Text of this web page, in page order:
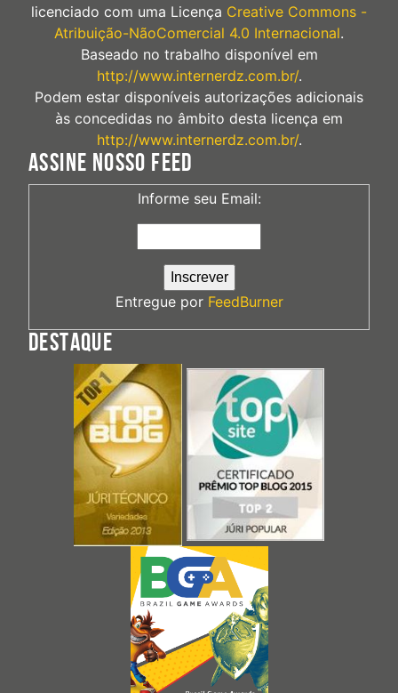
licenciado com uma Licença Creative Commons -
Atribuição-NãoComercial 4.0 Internacional.
Baseado no trabalho disponível em
http://www.internerdz.com.br/.
Podem estar disponíveis autorizações adicionais
às concedidas no âmbito desta licença em
http://www.internerdz.com.br/.
ASSINE NOSSO FEED
Informe seu Email:
Entregue por FeedBurner
DESTAQUE